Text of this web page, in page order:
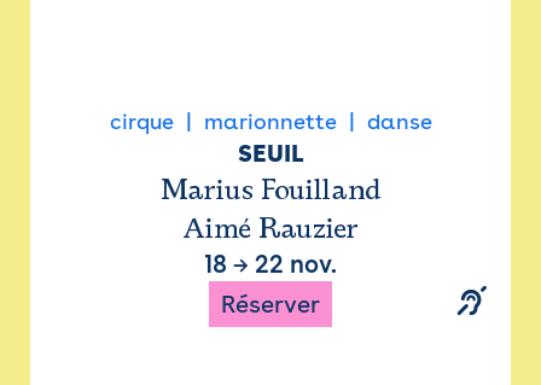
cirque marionnette danse
SEUIL
Marius Fouilland
Aimé Rauzier
18 → 22 nov.
Réserver